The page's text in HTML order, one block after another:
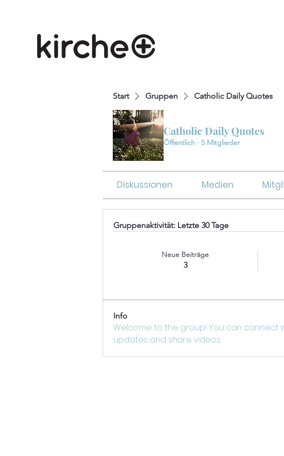
Start Gruppen Catholic Daily Quotes
Catholic Daily Quotes
Öffentlich · 5 Mitglieder
Diskussionen Medien
Gruppenaktivität: Letzte 30 Tage
Neue Beiträge
3
Info
Welcome to the group! You can connect
updates and share videos.